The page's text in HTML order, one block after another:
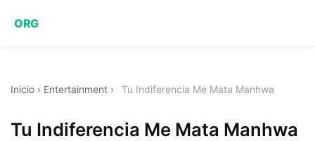
ORG
Inicio › Entertainment › Tu Indiferencia Me Mata Manhwa
Tu Indiferencia Me Mata Manhwa